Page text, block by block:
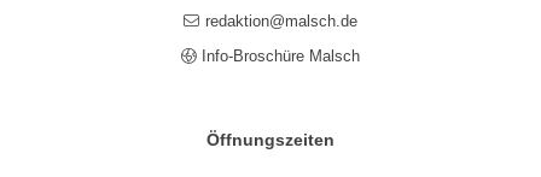
redaktion@malsch.de
Info-Broschüre Malsch
Öffnungszeiten